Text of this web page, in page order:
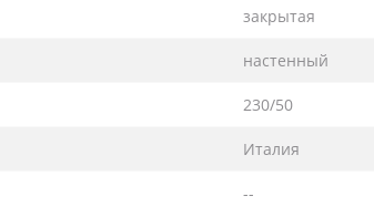
закрытая
настенный
230/50
Италия
--